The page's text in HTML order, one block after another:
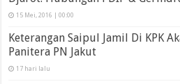
15 Mei, 2016 | 00:00
Keterangan Saipul Jamil Di KPK
Panitera PN Jakut
17 hari lalu